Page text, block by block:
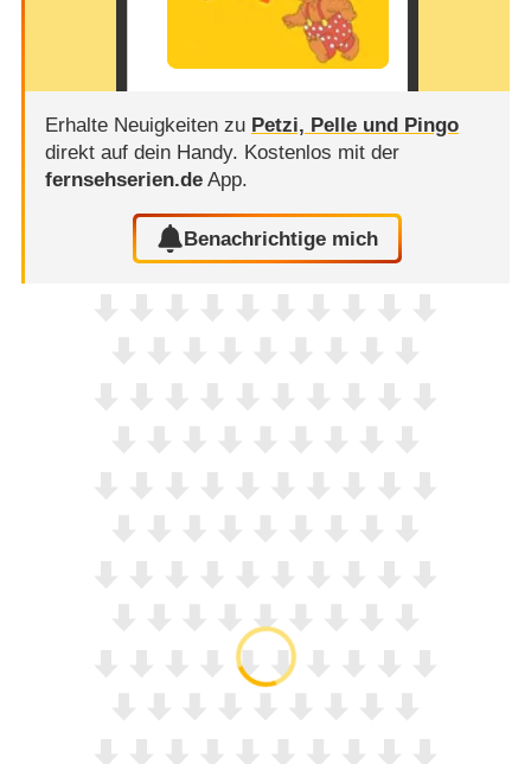
Erhalte Neuigkeiten zu Petzi, Pelle und Pingo
direkt auf dein Handy. Kostenlos mit der
fernsehserien.deApp.
Benachrichtige mich